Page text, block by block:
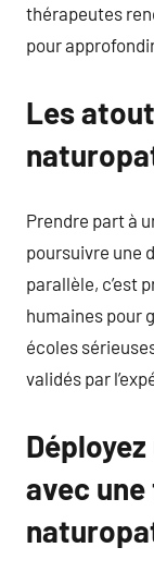
thérapeutes
pour
Les
Prendre part à
poursuivre une
parallèle, c’est
humaines pour
écoles
validés par
avec